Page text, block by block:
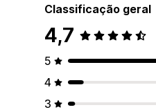
Classificação geral
4,7
5
4
3